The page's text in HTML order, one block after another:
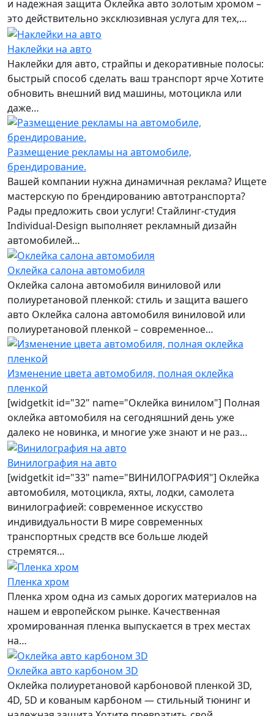
и надежная защита Оклейка авто золотым хромом –
это действительно эксклюзивная услуга для тех,…
Наклейки на авто
Наклейки для авто, страйпы и декоративные полосы:
быстрый способ сделать ваш транспорт ярче Хотите
обновить внешний вид машины, мотоцикла или
даже…
Размещение рекламы на автомобиле,
брендирование.
Вашей компании нужна динамичная реклама? Ищете
мастерскую по брендированию автотранспорта?
Рады предложить свои услуги! Стайлинг-студия
Individual-Design выполняет рекламный дизайн
автомобилей…
Оклейка салона автомобиля
Оклейка салона автомобиля виниловой или
полиуретановой пленкой: стиль и защита вашего
авто Оклейка салона автомобиля виниловой или
полиуретановой пленкой – современное…
Изменение цвета автомобиля, полная оклейка
пленкой
[widgetkit id="32" name="Оклейка винилом"] Полная
оклейка автомобиля на сегодняшний день уже
далеко не новинка, и многие уже знают и не раз…
Винилография на авто
[widgetkit id="33" name="ВИНИЛОГРАФИЯ"] Оклейка
автомобиля, мотоцикла, яхты, лодки, самолета
винилографией: современное искусство
индивидуальности В мире современных
транспортных средств все больше людей
стремятся…
Пленка хром
Пленка хром одна из самых дорогих материалов на
нашем и европейском рынке. Качественная
хромированная пленка выпускается в трех местах
на…
Оклейка авто карбоном 3D
Оклейка полиуретановой карбоновой пленкой 3D,
4D, 5D и кованым карбоном — стильный тюнинг и